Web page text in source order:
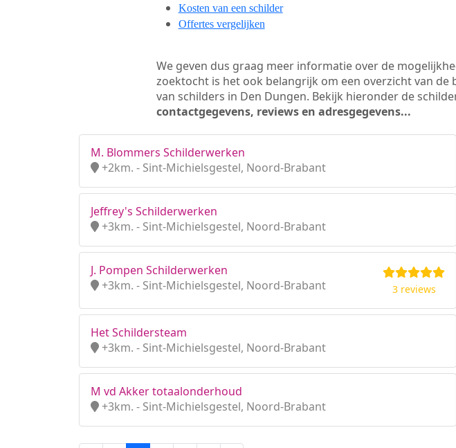
Kosten van een schilder
Offertes vergelijken
We geven dus graag meer informatie over de
zoektocht is het ook belangrijk om een overzicht van
van schilders in Den Dungen. Bekijk hieronder de
contactgegevens, reviews en adresgegevens...
M. Blommers Schilderwerken
+2km. - Sint-Michielsgestel, Noord-Brabant
Jeffrey's Schilderwerken
+3km. - Sint-Michielsgestel, Noord-Brabant
J. Pompen Schilderwerken
+3km. - Sint-Michielsgestel, Noord-Brabant
3 reviews
Het Schildersteam
+3km. - Sint-Michielsgestel, Noord-Brabant
M vd Akker totaalonderhoud
+3km. - Sint-Michielsgestel, Noord-Brabant